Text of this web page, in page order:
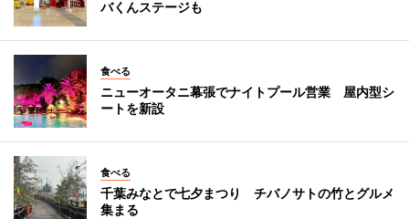
バくんステージも
食べる
ニューオータニ幕張でナイトプール営業 屋内型シ
ートを新設
食べる
千葉みなとで七夕まつり チバノサトの竹とグルメ
集まる